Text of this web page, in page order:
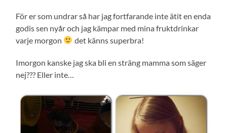
För er som undrar så har jag fortfarande inte ätit en enda
godis sen nyår och jag kämpar med mina fruktdrinkar
varje morgon
det känns superbra!
Imorgon kanske jag ska bli en sträng mamma som säger
nej??? Eller inte…